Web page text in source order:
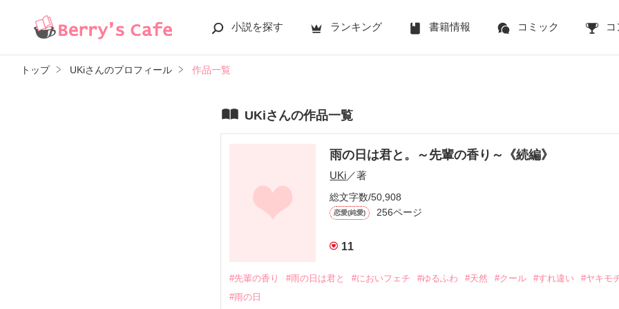
小説を探す ランキング 書籍情報 コミック コ
トップ UKiさんのプロフィール 作品一覧
UKiさんの作品一覧
雨の日は君と。～先輩の香り～《続編》
UKi／著
総文字数/50,908
恋愛(純愛) 256ページ
11
#先輩の香り #雨の日は君と #においフェチ #ゆるふわ #天然 #クール #すれ違い #ヤキモ
#雨の日